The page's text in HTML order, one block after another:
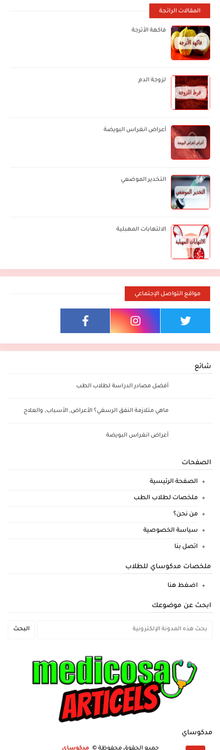
المقالات الرائجة
فاكهة الأترجة
لزوجة الدم
أعراض انغراس البويضة
التخدير الموضعي
الالتهابات المهبلية
مواقع التواصل الإجتماعي
شائع
أفضل مصادر الدراسة لطلاب الطب
ماهي متلازمة النفق الرسغي؟ الأعراض, الأسباب, والعلاج
أعراض انغراس البويضة
الصفحات
الصفحة الرئيسية
ملخصات لطلاب الطب
من نحن؟
سياسة الخصوصية
اتصل بنا
ملخصات مدكوساي للطلاب
اضغط هنا
ابحث عن موضوعك
مدكوساي
جميع الحقوق محفوظة © مدكوساي